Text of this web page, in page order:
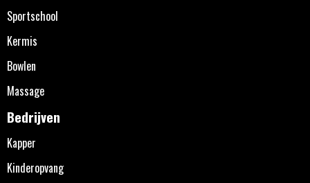
Sportschool
Kermis
Bowlen
Massage
Bedrijven
Kapper
Kinderopvang